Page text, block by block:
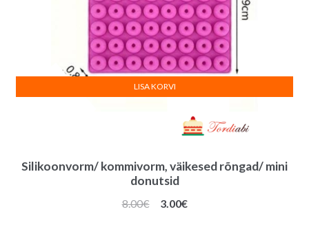
Silikoonvorm/ kommivorm, väikesed rõngad/ mini
donutsid
8.00€
Algne
3.00€Praegune
LISA KORVI